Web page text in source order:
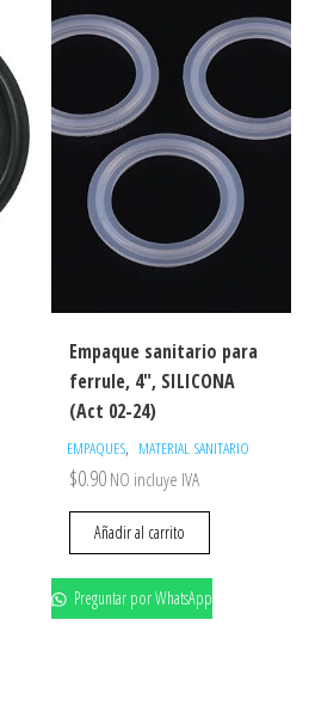
Empaque sanitario para
ferrule, 4″, SILICONA
(Act 02-24)
EMPAQUES, MATERIAL SANITARIO
$0.90 NO incluye IVA
Añadir al carrito
Preguntar por WhatsApp